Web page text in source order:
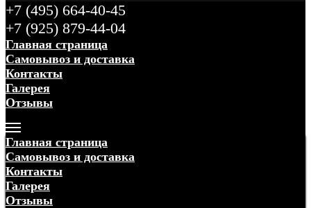
+7 (495) 664-40-45
+7 (925) 879-44-04
Главная страница
Самовывоз и доставка
Контакты
Галерея
Отзывы
Главная страница
Самовывоз и доставка
Контакты
Галерея
Отзывы